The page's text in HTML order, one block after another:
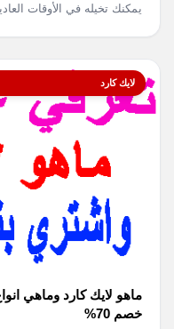
يمكنك تخيله في الأوقات
لايك كارد
ماهو لايك كارد وماهي
خصم 70%